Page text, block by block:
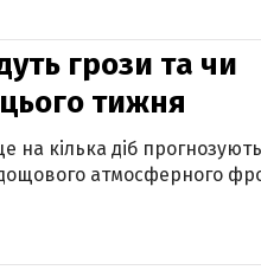
грози та чи
тижня
на кілька діб
атмосферного